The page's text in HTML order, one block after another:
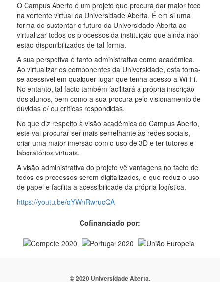
O Campus Aberto é um projeto que procura dar maior foco
na vertente virtual da Universidade Aberta. É em si uma
forma de sustentar o futuro da Universidade Aberta ao
virtualizar todos os processos da instituição que ainda não
estão disponibilizados de tal forma.
A sua perspetiva é tanto administrativa como académica.
Ao virtualizar os componentes da Universidade, esta torna-
se acessível em qualquer lugar que tenha acesso a Wi-Fi.
No entanto, tal facto também facilitará a própria inscrição
dos alunos, bem como a sua procura pelo visionamento de
dúvidas e/ ou críticas respondidas.
No que diz respeito à visão académica do Campus Aberto,
este vai procurar ser mais semelhante às redes sociais,
criar uma maior imersão com o uso de 3D e ter tutores e
laboratórios virtuais.
A visão administrativa do projeto vê vantagens no facto de
todos os processos serem digitalizados, o que reduz o uso
de papel e facilita a acessibilidade da própria logística.
https://youtu.be/qYWnRwrucQA
Cofinanciado por:
© 2020 Universidade Aberta.